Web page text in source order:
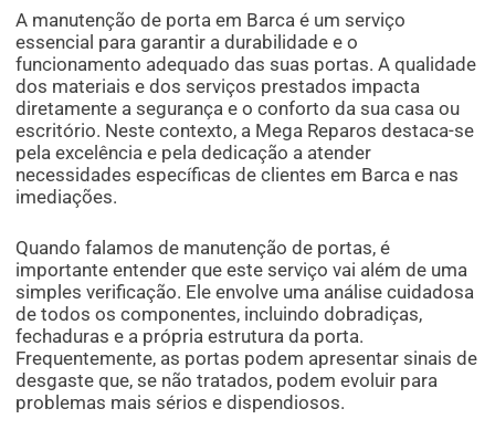
A manutenção de porta em Barca é um serviço
essencial para garantir a durabilidade e o
funcionamento adequado das suas portas. A qualidade
dos materiais e dos serviços prestados impacta
diretamente a segurança e o conforto da sua casa ou
escritório. Neste contexto, a Mega Reparos destaca-se
pela excelência e pela dedicação a atender
necessidades específicas de clientes em Barca e nas
imediações.
Quando falamos de manutenção de portas, é
importante entender que este serviço vai além de uma
simples verificação. Ele envolve uma análise cuidadosa
de todos os componentes, incluindo dobradiças,
fechaduras e a própria estrutura da porta.
Frequentemente, as portas podem apresentar sinais de
desgaste que, se não tratados, podem evoluir para
problemas mais sérios e dispendiosos.